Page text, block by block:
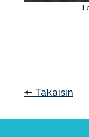
🠘 Takaisin